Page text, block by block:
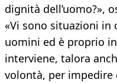
dignità dell’uomo?»,
«Vi sono situazioni in
uomini ed è proprio
interviene, talora
volontà, per impedire